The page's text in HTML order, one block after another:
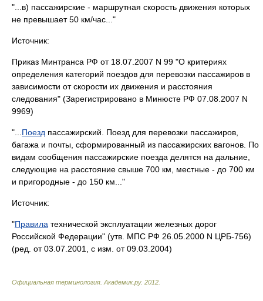
"...в) пассажирские - маршрутная скорость движения которых
не превышает 50 км/час..."
Источник:
Приказ Минтранса РФ от 18.07.2007 N 99 "О критериях
определения категорий поездов для перевозки пассажиров в
зависимости от скорости их движения и расстояния
следования" (Зарегистрировано в Минюсте РФ 07.08.2007 N
9969)
"... Поезд пассажирский. Поезд для перевозки пассажиров,
багажа и почты, сформированный из пассажирских вагонов. По
видам сообщения пассажирские поезда делятся на дальние,
следующие на расстояние свыше 700 км, местные - до 700 км
и пригородные - до 150 км..."
Источник:
"Правила технической эксплуатации железных дорог
Российской Федерации" (утв. МПС РФ 26.05.2000 N ЦРБ-756)
(ред. от 03.07.2001, с изм. от 09.03.2004)
Официальная терминология Академик.ру. 2012